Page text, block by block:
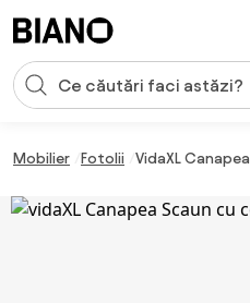
Introducerea căutării
Mobilier Fotolii VidaXL